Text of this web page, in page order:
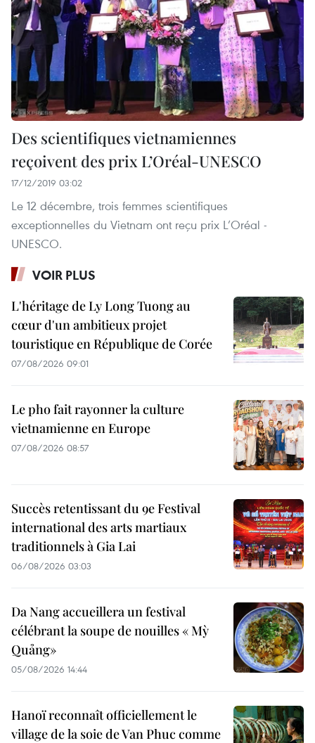
Des scientifiques vietnamiennes
reçoivent des prix L’Oréal-UNESCO
17/12/2019 03:02
Le 12 décembre, trois femmes scientifiques
exceptionnelles du Vietnam ont reçu prix L’Oréal -
UNESCO.
VOIR PLUS
L'héritage de Ly Long Tuong au
cœur d'un ambitieux projet
touristique en République de Corée
07/08/2026 09:01
Le pho fait rayonner la culture
vietnamienne en Europe
07/08/2026 08:57
Succès retentissant du 9e Festival
international des arts martiaux
traditionnels à Gia Lai
06/08/2026 03:03
Da Nang accueillera un festival
célébrant la soupe de nouilles « Mỳ
Quảng»
05/08/2026 14:44
Hanoï reconnaît officiellement le
village de la soie de Van Phuc comme